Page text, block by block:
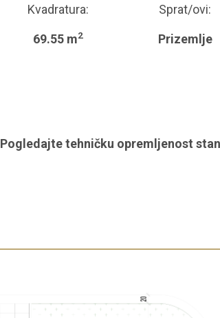
Kvadratura:
69.55 m2
Sprat/ovi:
Prizemlje
Pogledajte tehničku opremljenost